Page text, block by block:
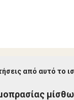
από αυτό το